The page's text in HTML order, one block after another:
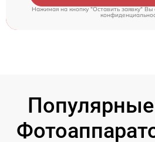
Нажимая на кнопку "Оставить заявку" Вы